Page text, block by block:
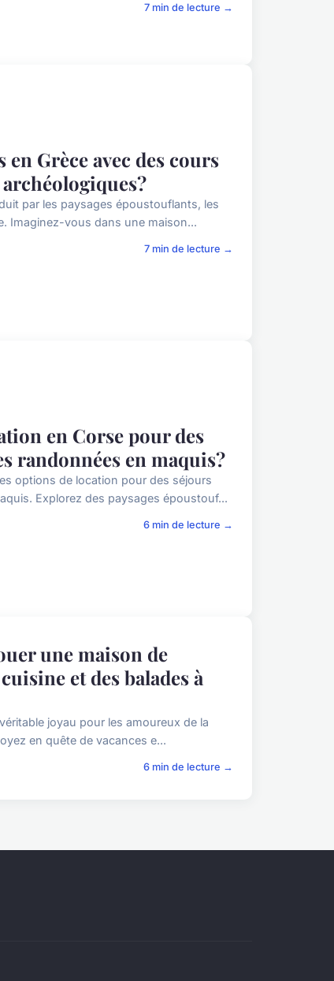
7 min de lecture →
Grèce avec des cours
par les paysages époustouflants, les
Imaginez-vous dans une maison...
7 min de lecture →
en Corse pour des
randonnées en maquis?
options de location pour des séjours
Explorez des paysages époustouf...
6 min de lecture →
une maison de
et des balades à
joyau pour les amoureux de la
en quête de vacances e...
6 min de lecture →